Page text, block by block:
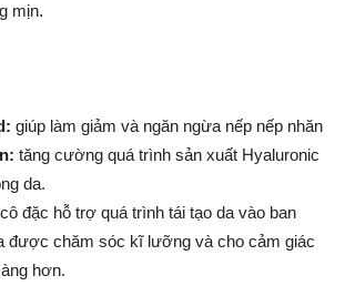
mịn.
giúp làm giảm và ngăn ngừa nếp nếp nhăn
tăng cường quá trình sản xuất Hyaluronic
da.
cô đặc hỗ trợ quá trình tái tạo da vào ban
được chăm sóc kĩ lưỡng và cho cảm giác
hơn.